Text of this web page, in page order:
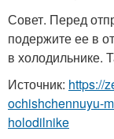
Совет. Перед
подержите ее в
в холодильнике.
Источник: https://
ochishchennuyu-
holodilnike